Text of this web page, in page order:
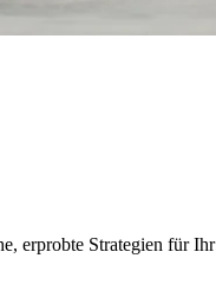
erprobte Strategien für